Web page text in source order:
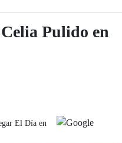
Pulido en
El Día en